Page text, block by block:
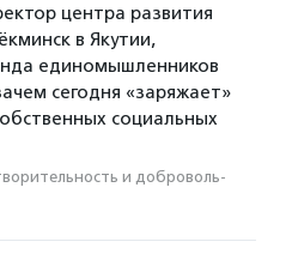
центра развития
в Якутии,
единомышленников
сегодня «заряжает»
социальных
и доброволь­